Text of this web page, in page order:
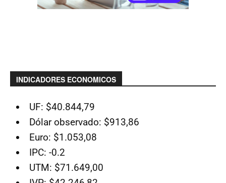
INDICADORES ECONOMICOS
UF: $40.844,79
Dólar observado: $913,86
Euro: $1.053,08
IPC: -0.2
UTM: $71.649,00